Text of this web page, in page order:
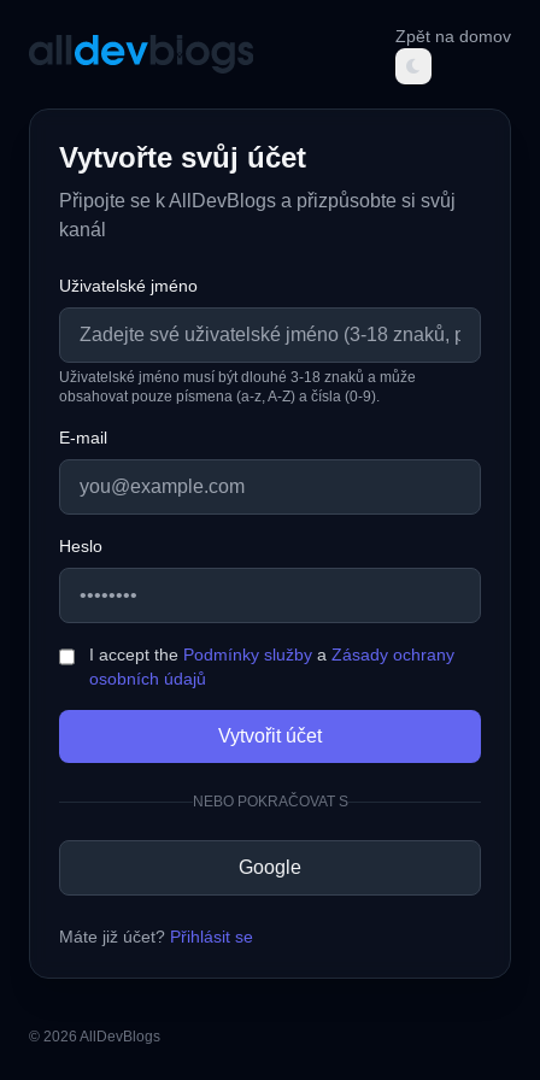
AllDevBlogs
Zpět na domov
Vytvořte svůj účet
Připojte se k AllDevBlogs a přizpůsobte si svůj
kanál
Uživatelské jméno
Uživatelské jméno musí být dlouhé 3-18 znaků a může
obsahovat pouze písmena (a-z, A-Z) a čísla (0-9).
E-mail
Heslo
I accept the Podmínky službya Zásady ochrany
osobních údajů
Vytvořit účet
NEBO POKRAČOVAT S
Google
Máte již účet? Přihlásit se
© 2026 AllDevBlogs